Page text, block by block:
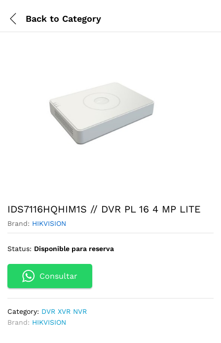
Back to Category
IDS7116HQHIM1S // DVR PL 16 4 MP LITE
Brand: HIKVISION
Status: Disponible para reserva
Consultar
Category: DVR XVR NVR
Brand: HIKVISION